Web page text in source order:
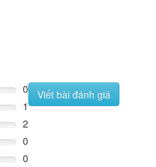
0
1
2
0
0
Viết bài đánh giá